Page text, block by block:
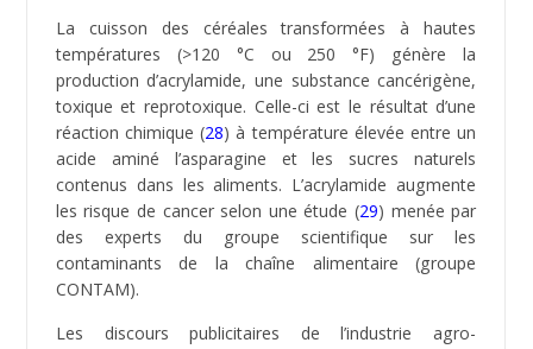
Le laitde vache est de par sa constitution
incompatible avec le système enzymatique
humain. Très peu de personnes (adultes) possèdent
l’enzyme nécessaire, la lactase, pour digérer
correctement le lait. Celle-ci autorise la dissociation du
lactose en glucose et galactose, ce qui permet au
corps d’assimiler correctement le lait. Les
diarrhées sévères et font face à de nombreux